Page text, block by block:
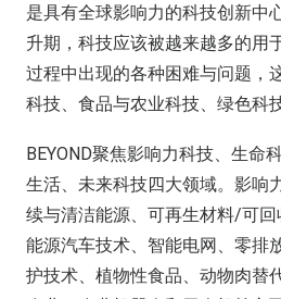
是具有全球影响力的科技创新中
升期，科技应该被越来越多的用
过程中出现的各种困难与问题，
科技、食品与农业科技、绿色科
BEYOND聚焦影响力科技、生命
生活、未来科技四大领域。影响
续与清洁能源、可再生材料/可
能源汽车技术、智能电网、零排
护技术、植物性食品、动物肉替